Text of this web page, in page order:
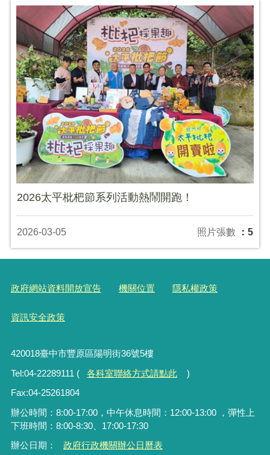
2026太平枇杷節系列活動熱鬧開跑！
2026-03-05 照片張數 ：5
政府網站資料開放宣告 機關位置 隱私權政策
資訊安全政策
420018臺中市豐原區陽明街36號5樓
Tel:04-22289111 (
各科室聯絡方式請點此
)
Fax:04-25261804
辦公時間：8:00-17:00，中午休息時間：12:00-13:00 ，彈性上
下班時間：8:00-8:30、17:00-17:30
辦公日期：
政府行政機關辦公日曆表